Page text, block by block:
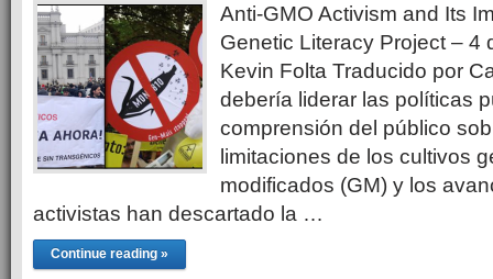
Anti-GMO Activism and Its
Genetic Literacy Project – 4
Kevin Folta Traducido por
debería liderar las políticas
comprensión del público
limitaciones de los cultivos
modificados (GM) y los
activistas han descartado la …
Continue reading »